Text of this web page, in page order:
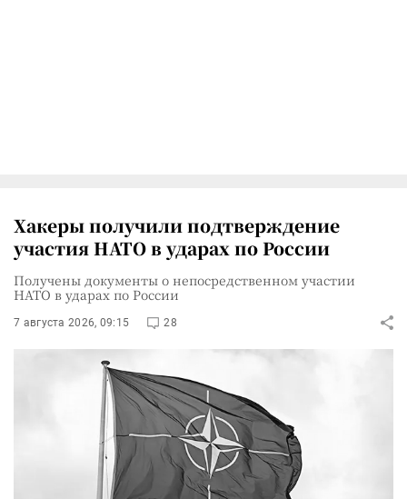
Хакеры получили подтверждение
участия НАТО в ударах по России
Получены документы о непосредственном участии
НАТО в ударах по России
7 августа 2026, 09:15 28